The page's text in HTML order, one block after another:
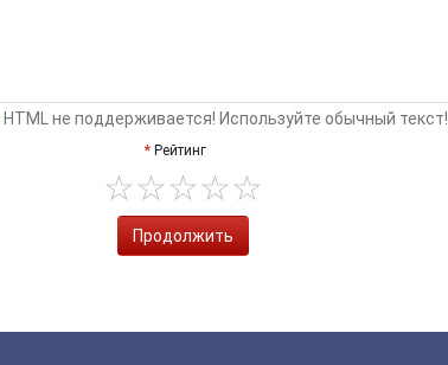
HTML не поддерживается! Используйте обычный текст!
Рейтинг
Продолжить